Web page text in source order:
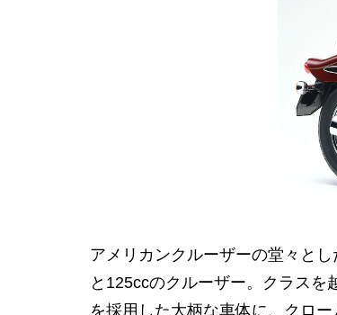
アメリカンクルーザーの堂々と
と125ccのクルーザー。クラス
を採用した大柄な車体に、クロ